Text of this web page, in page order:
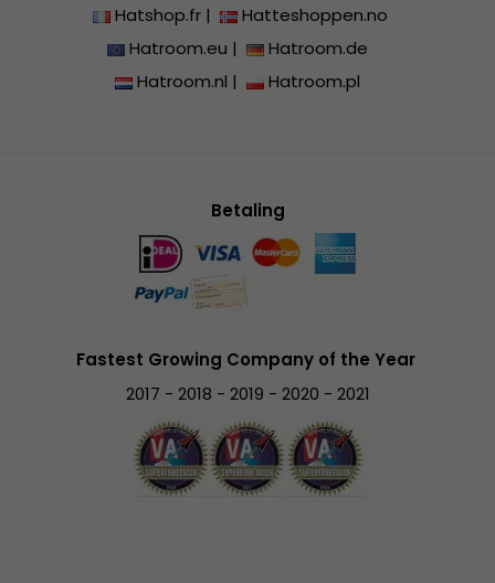
Hatshop.fr|
Hatteshoppen.no
Hatroom.eu |
Hatroom.de
Hatroom.nl | Hatroom.pl
Betaling
Fastest Growing Company of the Year
2017 - 2018 - 2019 - 2020 - 2021